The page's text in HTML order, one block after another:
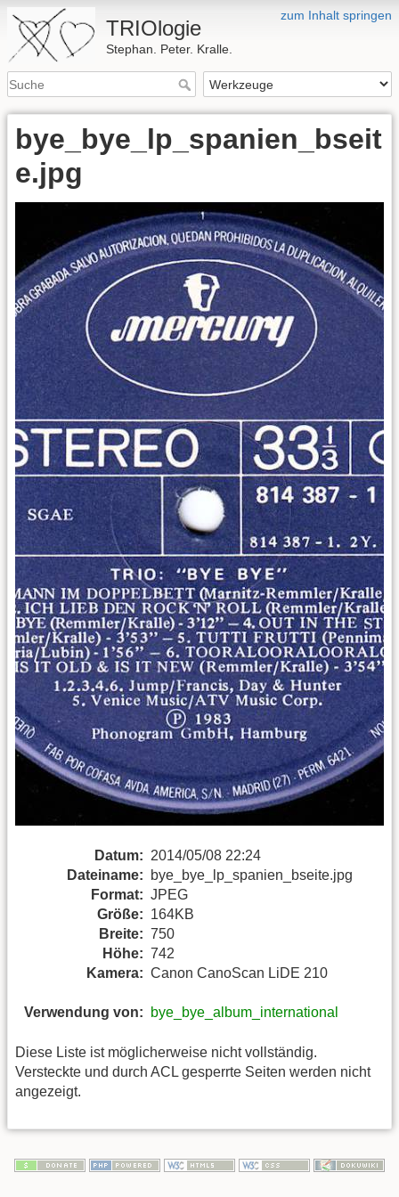
zum Inhalt springen
TRIOlogie
Stephan. Peter. Kralle.
bye_bye_lp_spanien_bseit
e.jpg
Datum: 2014/05/08 22:24
Dateiname:
bye_bye_lp_spanien_bseite.jpg
Format: JPEG
Größe: 164KB
Breite: 750
Höhe: 742
Kamera: Canon CanoScan LiDE 210
Verwendung von: bye_bye_album_international
Diese Liste ist möglicherweise nicht vollständig.
Versteckte und durch ACL gesperrte Seiten werden nicht
angezeigt.